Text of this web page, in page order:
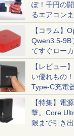
ぽ！千円の
るエアコン
ッズ一挙紹介
【コラム】
Qwen3.5-9B
てすぐロー
PC「SER9
【レビュー
い優れもの
Type-C充電
ったこと
【特集】電
撃。Core
限まで引き